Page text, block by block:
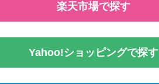
楽天市場で探す
Yahoo!ショッピングで探す